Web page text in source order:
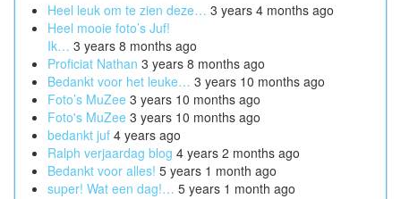
Heel leuk om te zien deze… 3 years 4 months ago
Heel mooie foto’s Juf!
Ik… 3 years 8 months ago
Proficiat Nathan 3 years 8 months ago
Bedankt voor het leuke… 3 years 10 months ago
Foto’s MuZee 3 years 10 months ago
Foto's MuZee 3 years 10 months ago
bedankt juf 4 years ago
Ralph verjaardag blog 4 years 2 months ago
Bedankt voor alles! 5 years 1 month ago
super! Wat een dag!… 5 years 1 month ago